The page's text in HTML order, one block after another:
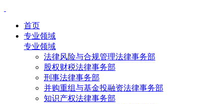
首页
专业领域
专业领域
法律风险与合规管理法律事务部
股权财税法律事务部
刑事法律事务部
并购重组与基金投融资法律事务部
知识产权法律事务部